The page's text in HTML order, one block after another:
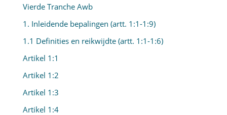
Vierde Tranche Awb
1. Inleidende bepalingen (artt. 1:1-1:9)
1.1 Definities en reikwijdte (artt. 1:1-1:6)
Artikel 1:1
Artikel 1:2
Artikel 1:3
Artikel 1:4